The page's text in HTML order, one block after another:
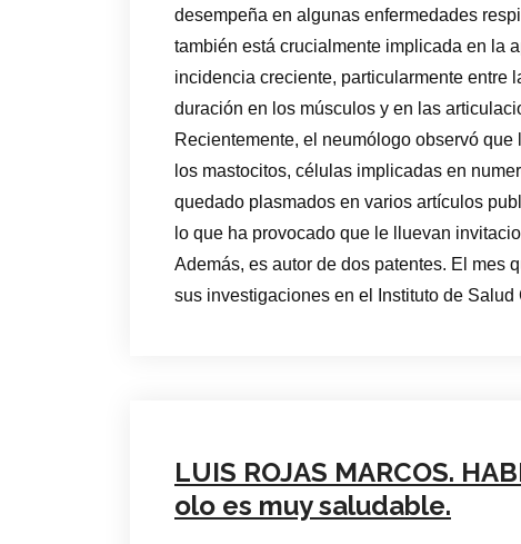
desempeña en algunas enfermedades
también está crucialmente implicada en la
incidencia creciente, particularmente entre
duración en los músculos y en las
Recientemente, el neumólogo observó
los mastocitos, células implicadas en
quedado plasmados en varios artículos
lo que ha provocado que le lluevan
Además, es autor de dos patentes. El mes
sus investigaciones en el Instituto de
LUIS ROJAS MARCOS.
olo es muy saludable.